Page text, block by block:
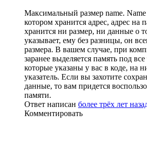
Максимальный размер name. Name
котором хранится адрес, адрес на
хранится ни размер, ни данные о
указывает, ему без разницы, он
размера. В вашем случае, при
заранее выделяется память под
которые указаны у вас в коде, на
указатель. Если вы захотите
данные, то вам придется
памяти.
Ответ написан более трёх лет
Комментировать